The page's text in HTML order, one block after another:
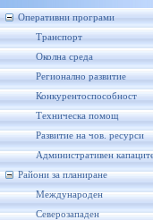
Оперативни програми
Транспорт
Околна среда
Регионално развитие
Конкурентоспособност
Техническа помощ
Развитие на чов. ресурси
Административен
Райони за планиране
Международен
Северозападен